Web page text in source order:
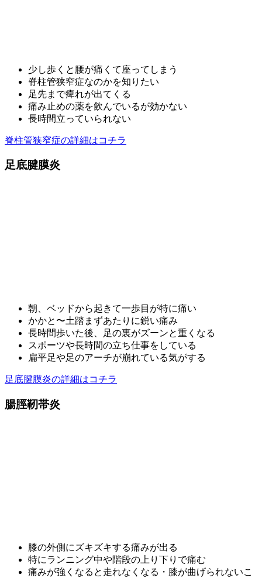
少し歩くと腰が痛くて座ってしまう
脊柱管狭窄症なのかを知りたい
足先まで痺れが出てくる
痛み止めの薬を飲んでいるが効かない
長時間立っていられない
脊柱管狭窄症の詳細はコチラ
足底腱膜炎
朝、ベッドから起きて一歩目が特に痛い
かかと〜土踏まずあたりに鋭い痛み
長時間歩いた後、足の裏がズーンと重くなる
スポーツや長時間の立ち仕事をしている
扁平足や足のアーチが崩れている気がする
足底腱膜炎の詳細はコチラ
腸脛靭帯炎
膝の外側にズキズキする痛みが出る
特にランニング中や階段の上り下りで痛む
痛みが強くなると走れなくなる・膝が曲げられないこ